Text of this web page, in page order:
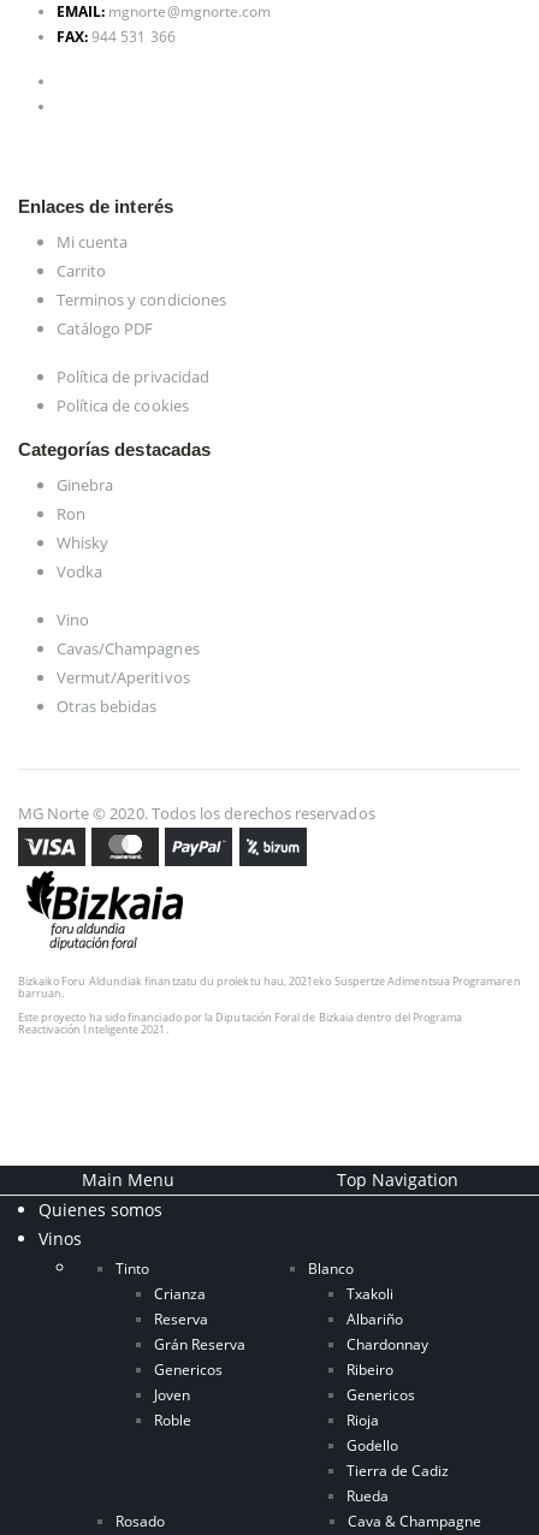
EMAIL: mgnorte@mgnorte.com
FAX:944 531 366
Enlaces de interés
Mi cuenta
Carrito
Terminos y condiciones
Catálogo PDF
Política de privacidad
Política de cookies
Categorías destacadas
Ginebra
Ron
Whisky
Vodka
Vino
Cavas/Champagnes
Vermut/Aperitivos
Otras bebidas
MG Norte © 2020. Todos los derechos reservados
Bizkaiko Foru Aldundiak finantzatu du proiektu hau, 2021eko Suspertze Adimentsua Programaren
barruan.
Este proyecto ha sido financiado por la Diputación Foral de Bizkaia dentro del Programa
Reactivación Inteligente 2021.
Main Menu
Top Navigation
Quienes somos
Vinos
Tinto
Crianza
Reserva
Grán Reserva
Genericos
Joven
Roble
Blanco
Txakoli
Albariño
Chardonnay
Ribeiro
Genericos
Rioja
Godello
Tierra de Cadiz
Rueda
Rosado
Cava & Champagne